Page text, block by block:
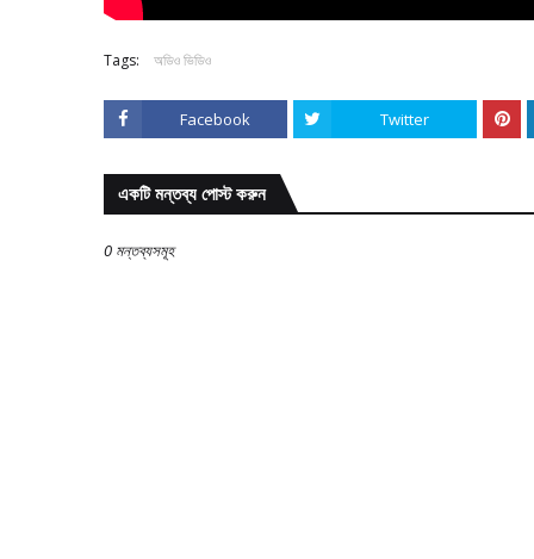
Tags: অডিও ভিডিও
Facebook Twitter
একটি মন্তব্য পোস্ট করুন
0 মন্তব্যসমূহ